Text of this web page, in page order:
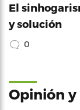
El
y solución
0
Opinión